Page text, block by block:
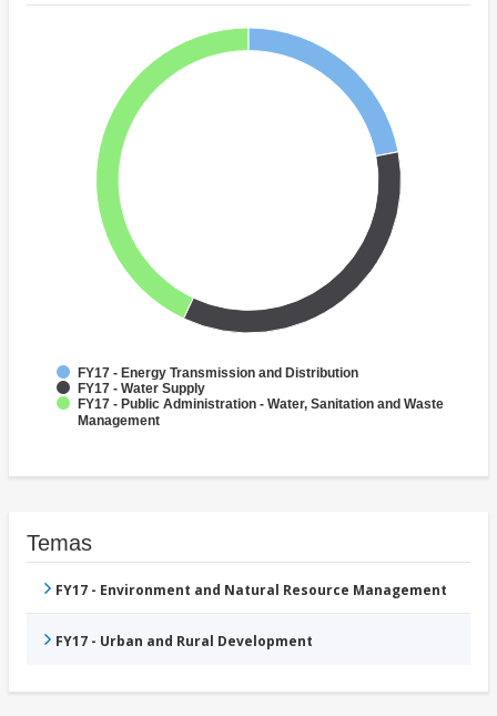
FY17 - Energy Transmission and Distribution
FY17 - Water Supply
FY17 - Public Administration - Water, Sanitation and Waste
Management
Temas
FY17 - Environment and Natural Resource Management
FY17 - Urban and Rural Development